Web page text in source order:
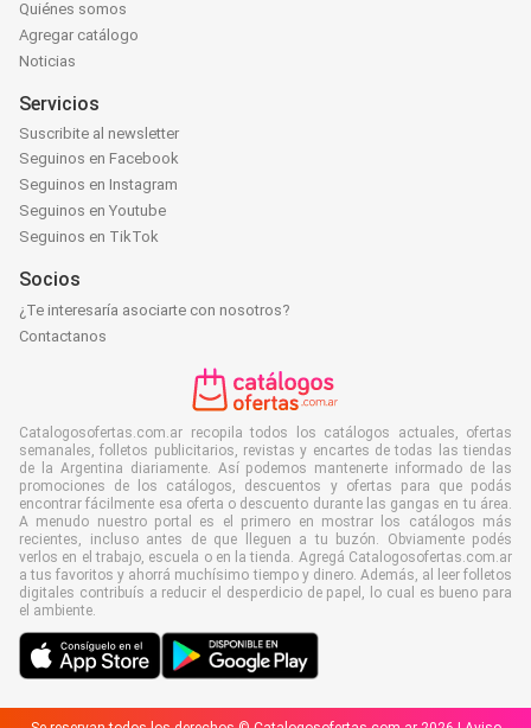
Quiénes somos
Agregar catálogo
Noticias
Servicios
Suscribite al newsletter
Seguinos en Facebook
Seguinos en Instagram
Seguinos en Youtube
Seguinos en TikTok
Socios
¿Te interesaría asociarte con nosotros?
Contactanos
Catalogosofertas.com.ar recopila todos los catálogos actuales, ofertas
semanales, folletos publicitarios, revistas y encartes de todas las tiendas
de la Argentina diariamente. Así podemos mantenerte informado de las
promociones de los catálogos, descuentos y ofertas para que podás
encontrar fácilmente esa oferta o descuento durante las gangas en tu área.
A menudo nuestro portal es el primero en mostrar los catálogos más
recientes, incluso antes de que lleguen a tu buzón. Obviamente podés
verlos en el trabajo, escuela o en la tienda. Agregá Catalogosofertas.com.ar
a tus favoritos y ahorrá muchísimo tiempo y dinero. Además, al leer folletos
digitales contribuís a reducir el desperdicio de papel, lo cual es bueno para
el ambiente.